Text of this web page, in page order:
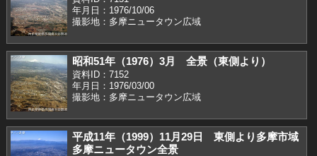
年月日：1976/10/06
撮影地：多摩ニュータウン広域
昭和51年（1976）3月 全景（東側より）
資料ID：7152
年月日：1976/03/00
撮影地：多摩ニュータウン広域
平成11年（1999）11月29日 東側より多摩市域
多摩ニュータウン全景